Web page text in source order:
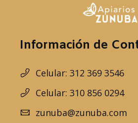
Información de
Celular: 312 369 3546
Celular: 310 856 0294
zunuba@zunuba.com